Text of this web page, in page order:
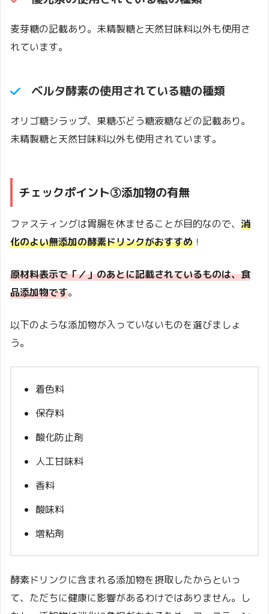
麦芽糖の記載あり。未精製糖と天然甘味料以外も使用さ
れています。
ベルタ酵素の使用されている糖の種類
オリゴ糖シラップ、果糖ぶどう糖液糖などの記載あり。
未精製糖と天然甘味料以外も使用されています。
チェックポイント③添加物の有無
ファスティングは胃腸を休ませることが目的なので、 消
化のよい無添加の酵素ドリンクがおすすめ ！
原材料表示で「／」のあとに記載されているものは、食
品添加物です。
以下のような添加物が入っていないものを選びましょ
う。
着色料
保存料
酸化防止剤
人工甘味料
香料
酸味料
増粘剤
酵素ドリンクに含まれる添加物を摂取したからといっ
て、ただちに健康に影響があるわけではありません。し